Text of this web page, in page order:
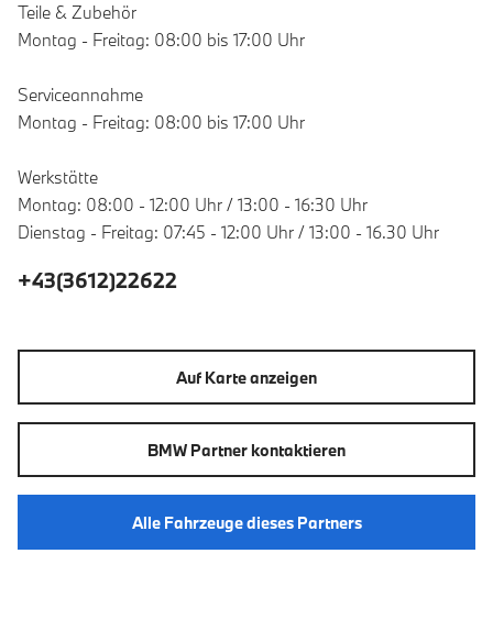
Teile & Zubehör
Montag - Freitag: 08:00 bis 17:00 Uhr
Serviceannahme
Montag - Freitag: 08:00 bis 17:00 Uhr
Werkstätte
Montag: 08:00 - 12:00 Uhr / 13:00 - 16:30 Uhr
Dienstag - Freitag: 07:45 - 12:00 Uhr / 13:00 - 16.30 Uhr
+43(3612)22622
Auf Karte anzeigen
BMW Partner kontaktieren
Alle Fahrzeuge dieses Partners